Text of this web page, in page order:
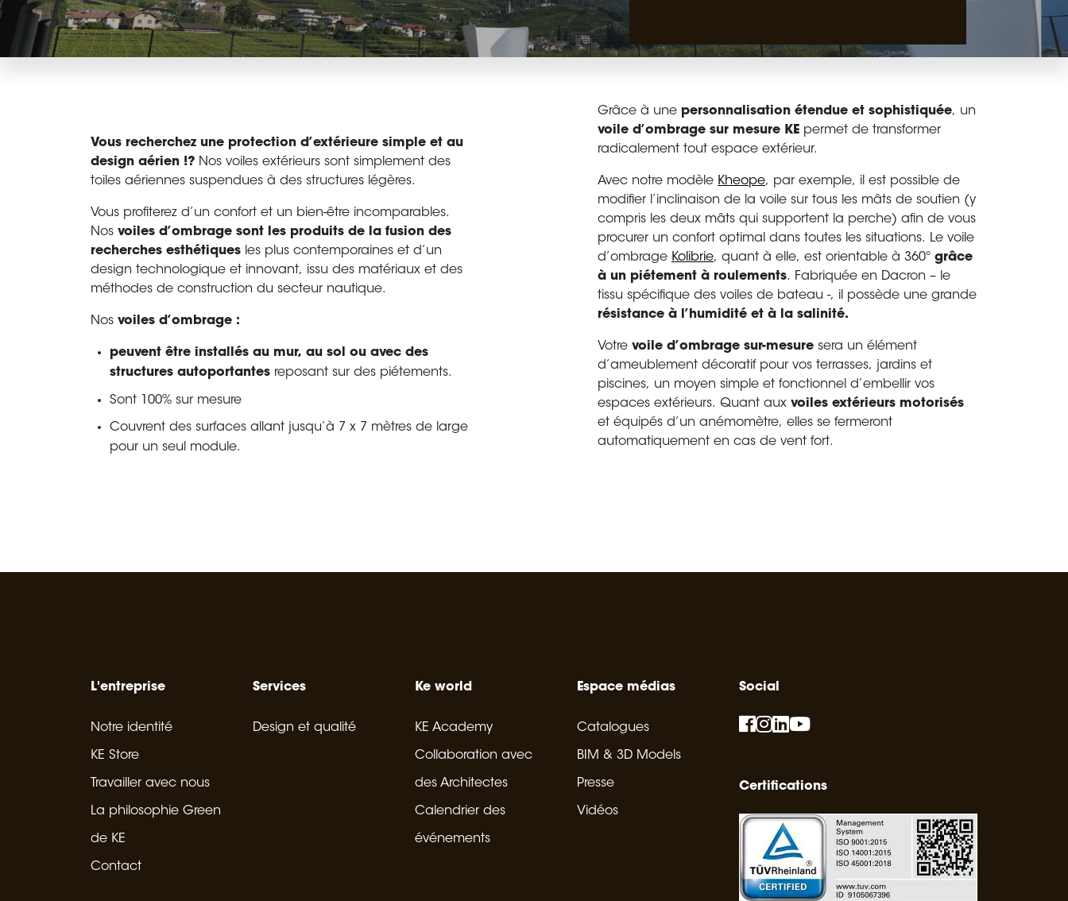
Vous recherchez une protection d’extérieure simple et au
design aérien !? Nos voiles extérieurs sont simplement des
toiles aériennes suspendues à des structures légères.
Vous profiterez d’un confort et un bien-être incomparables.
Nos voiles d’ombrage sont les produits de la fusion des
recherches esthétiques les plus contemporaines et d’un
design technologique et innovant, issu des matériaux et des
méthodes de construction du secteur nautique.
Nos voiles d’ombrage :
peuvent être installés au mur, au sol ou avec des
structures autoportantes reposant sur des piétements.
Sont 100% sur mesure
Couvrent des surfaces allant jusqu’à 7 x 7 mètres de large
pour un seul module.
Grâce à une personnalisation étendue et sophistiquée, un
voile d’ombrage sur mesure KE permet de transformer
radicalement tout espace extérieur.
Avec notre modèle Kheope, par exemple, il est possible de
modifier l’inclinaison de la voile sur tous les mâts de soutien (y
compris les deux mâts qui supportent la perche) afin de vous
procurer un confort optimal dans toutes les situations. Le voile
d’ombrage Kolibrie, quant à elle, est orientable à 360° grâce
à un piétement à roulements. Fabriquée en Dacron – le
tissu spécifique des voiles de bateau -, il possède une grande
résistance à l’humidité et à la salinité.
Votre voile d’ombrage sur-mesure sera un élément
d’ameublement décoratif pour vos terrasses, jardins et
piscines, un moyen simple et fonctionnel d’embellir vos
espaces extérieurs. Quant aux voiles extérieurs motorisés
et équipés d’un anémomètre, elles se fermeront
automatiquement en cas de vent fort.
L'entreprise
Notre identité
KE Store
Travailler avec nous
La philosophie Green
de KE
Contact
Services
Design et qualité
Ke world
KE Academy
Collaboration avec
des Architectes
Calendrier des
événements
Espace médias
Catalogues
BIM & 3D Models
Presse
Vidéos
Social
Certifications